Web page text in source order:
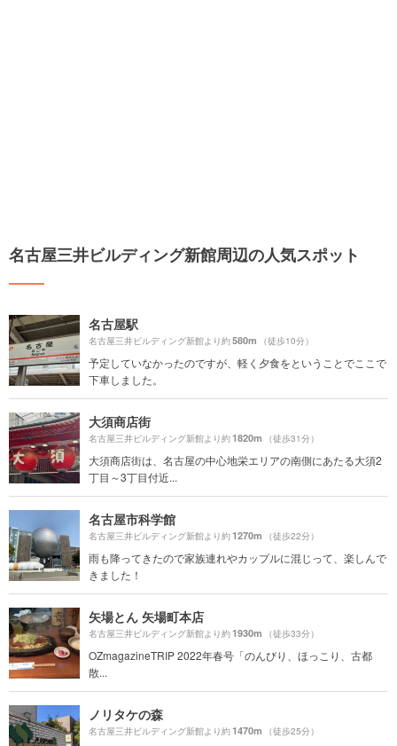
名古屋三井ビルディング新館周辺の人気スポット
名古屋駅
名古屋三井ビルディング新館より約580m （徒歩10分）
予定していなかったのですが、軽く夕食をということでここで
下車しました。
大須商店街
名古屋三井ビルディング新館より約1820m （徒歩31分）
大須商店街は、名古屋の中心地栄エリアの南側にあたる大須2
丁目～3丁目付近...
名古屋市科学館
名古屋三井ビルディング新館より約1270m （徒歩22分）
雨も降ってきたので家族連れやカップルに混じって、楽しんで
きました！
矢場とん 矢場町本店
名古屋三井ビルディング新館より約1930m （徒歩33分）
OZmagazineTRIP 2022年春号「のんびり、ほっこり、古都
散...
ノリタケの森
名古屋三井ビルディング新館より約1470m （徒歩25分）